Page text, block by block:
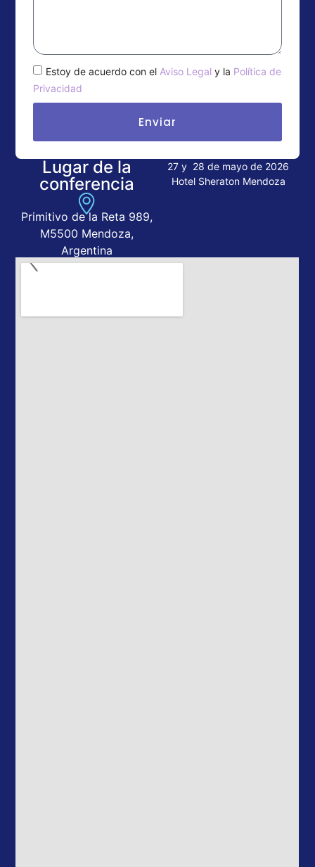
Lugar de la
conferencia
Primitivo de la Reta 989,
M5500 Mendoza,
Argentina
27 y 28 de mayo de 2026
Hotel Sheraton Mendoza
Estoy de acuerdo con elAviso Legaly la Política de
Privacidad
Enviar